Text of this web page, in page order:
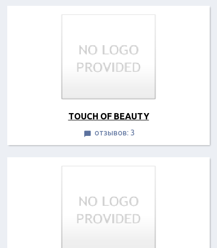
TOUCH OF BEAUTY
 отзывов: 3